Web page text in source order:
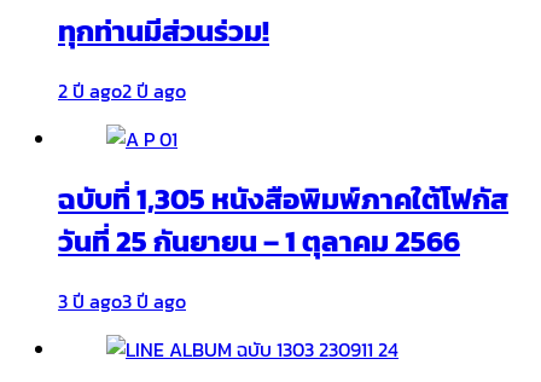
ทุกท่านมีส่วนร่วม!
2 ปี ago2 ปี ago
ฉบับที่ 1,305 หนังสือพิมพ์ภาคใต้โฟกัส
วันที่ 25 กันยายน – 1 ตุลาคม 2566
3 ปี ago3 ปี ago